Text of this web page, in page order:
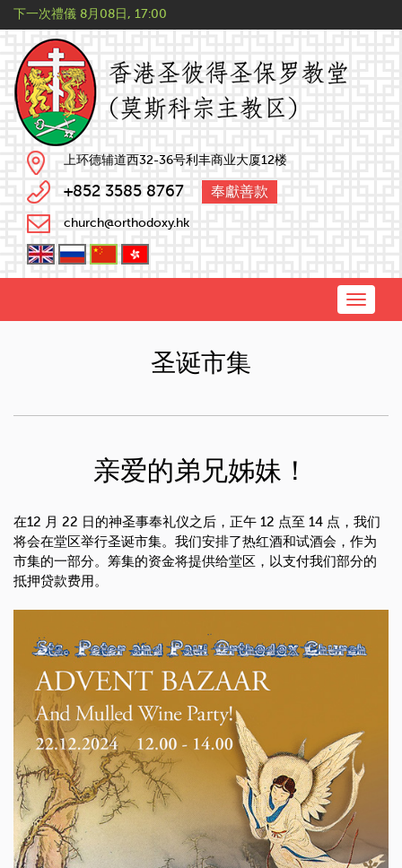
下一次禮儀 8月08日, 17:00
上环德辅道西32-36号利丰商业大厦12楼
+852 3585 8767 奉獻善款
church@orthodoxy.hk
Toggle
圣诞市集
亲爱的弟兄姊妹！
在12 月 22 日的神圣事奉礼仪之后，正午 12 点至 14 点，我们
将会在堂区举行圣诞市集。我们安排了热红酒和试酒会，作为
市集的一部分。筹集的资金将提供给堂区，以支付我们部分的
抵押贷款费用。